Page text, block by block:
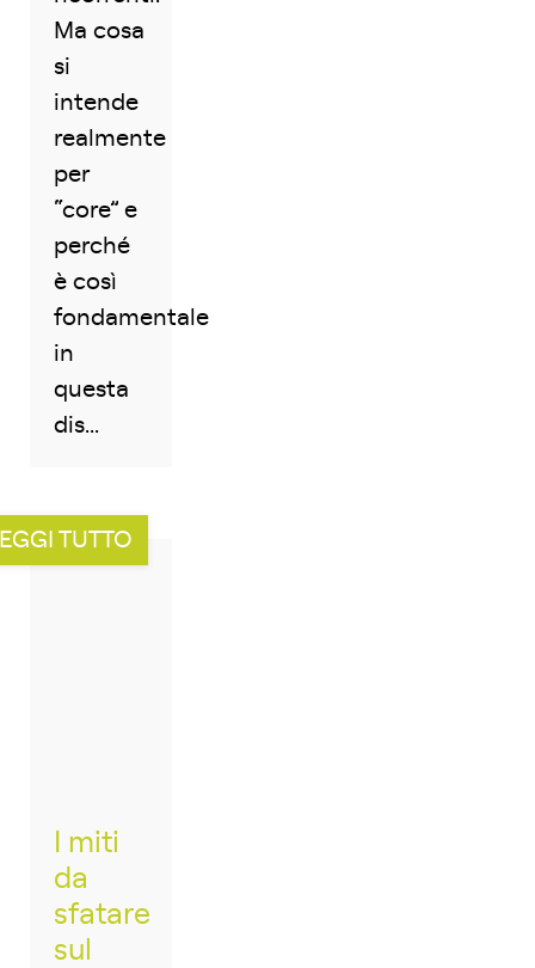
Ma cosa
si
intende
realmente
per
“core” e
perché
è così
fondamentale
in
questa
dis...
TUTTO
I miti
da
sfatare
sul